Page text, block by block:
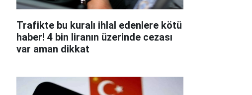
Trafikte bu kuralı ihlal edenlere kötü
haber! 4 bin liranın üzerinde cezası
var aman dikkat